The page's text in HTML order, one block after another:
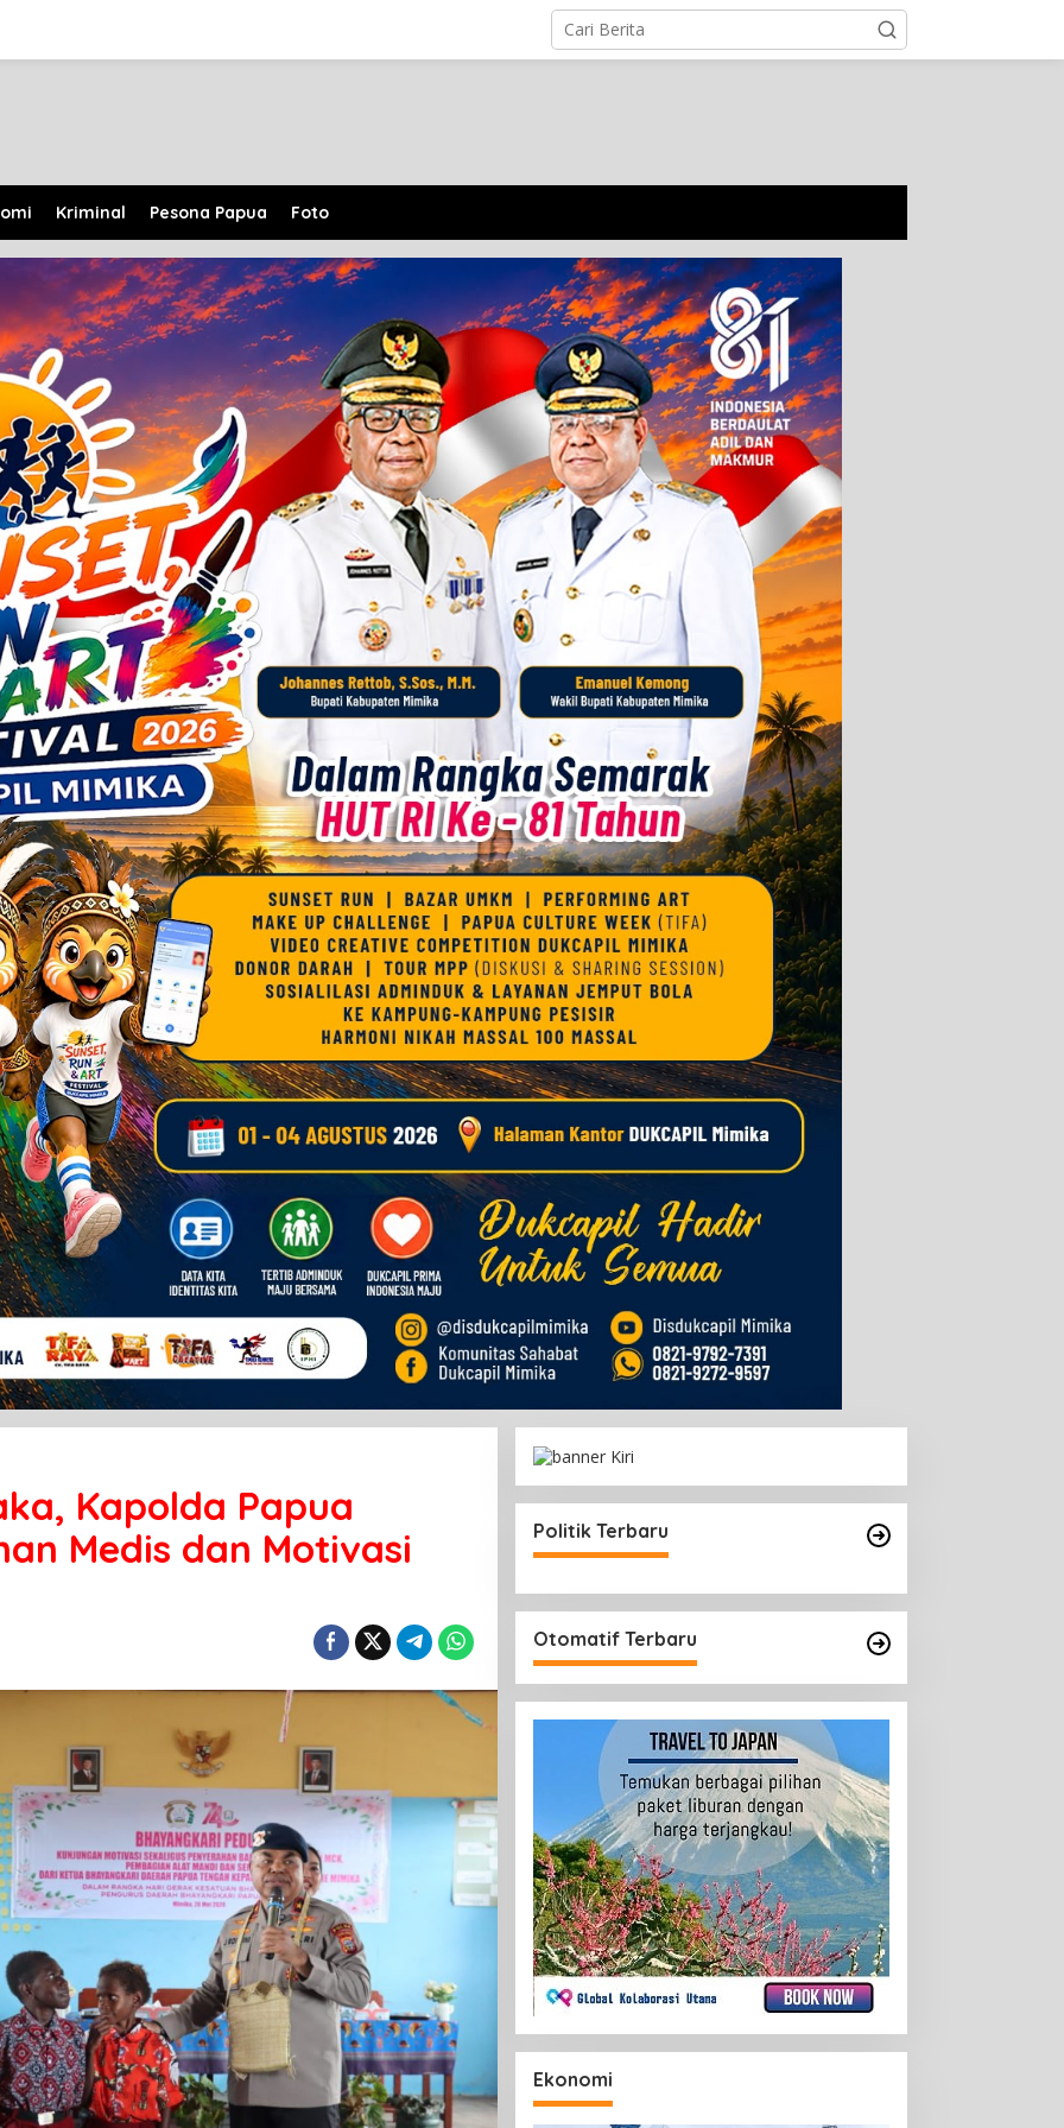
Kriminal Pesona Papua Foto
Kapolda Papua
Medis dan Motivasi
Politik Terbaru
Otomatif Terbaru
Ekonomi